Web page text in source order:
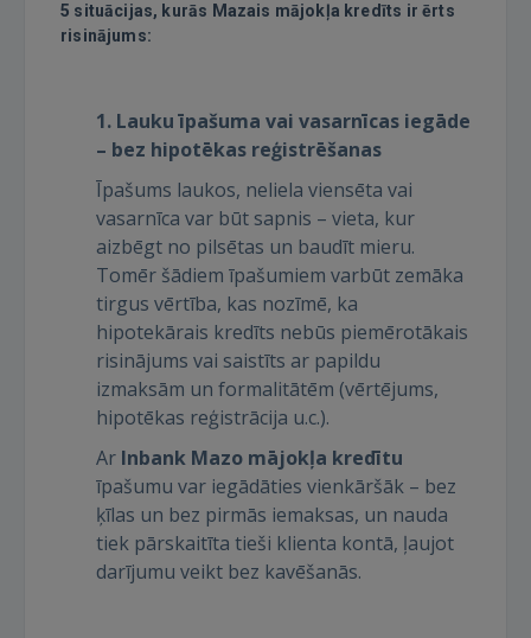
5 situācijas, kurās Mazais mājokļa kredīts ir ērts
risinājums:
1. Lauku īpašuma vai vasarnīcas iegāde
– bez hipotēkas reģistrēšanas
Īpašums laukos, neliela viensēta vai
vasarnīca var būt sapnis – vieta, kur
aizbēgt no pilsētas un baudīt mieru.
Tomēr šādiem īpašumiem varbūt zemāka
tirgus vērtība, kas nozīmē, ka
hipotekārais kredīts nebūs piemērotākais
risinājums vai saistīts ar papildu
izmaksām un formalitātēm (vērtējums,
hipotēkas reģistrācija u.c.).
Ar Inbank Mazo mājokļa kredītu
īpašumu var iegādāties vienkāršāk – bez
ķīlas un bez pirmās iemaksas, un nauda
tiek pārskaitīta tieši klienta kontā, ļaujot
darījumu veikt bez kavēšanās.